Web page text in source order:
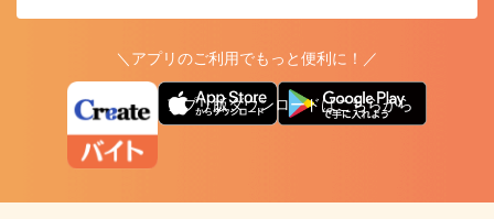
＼アプリのご利用でもっと便利に！／
アプリ版ダウンロードはこちらから